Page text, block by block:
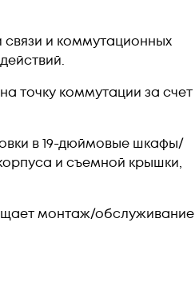
связи и коммутационных
точку коммутации за счет
в 19-дюймовые шкафы/
и съемной крышки,
монтаж/обслуживание